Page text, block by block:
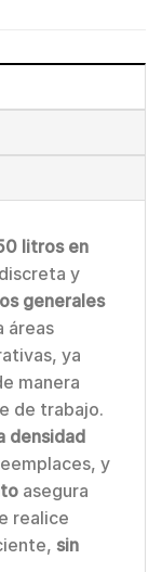
litros en
y
generales
áreas
ya
manera
de trabajo.
densidad
y
asegura
realice
sin